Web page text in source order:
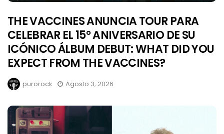
THE VACCINES ANUNCIA TOUR PARA
CELEBRAR EL 15° ANIVERSARIO DE SU
ICÓNICO ÁLBUM DEBUT: WHAT DID YOU
EXPECT FROM THE VACCINES?
purorock Agosto 3, 2026